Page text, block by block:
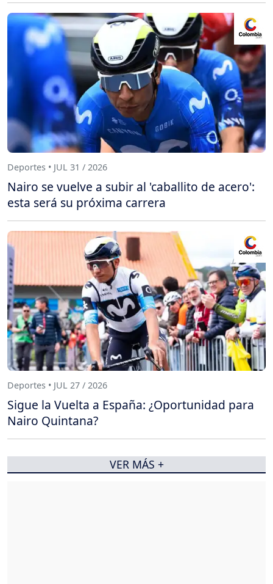
Deportes • JUL 31 / 2026
Nairo se vuelve a subir al 'caballito de acero':
esta será su próxima carrera
Deportes • JUL 27 / 2026
Sigue la Vuelta a España: ¿Oportunidad para
Nairo Quintana?
VER MÁS +